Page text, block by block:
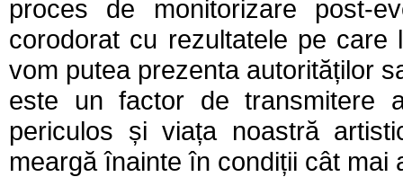
proces de monitorizare post-
corodorat cu rezultatele pe
vom putea prezenta autorităților
este un factor de transmitere
periculos și viața noastră
meargă înainte în condiții cât mai